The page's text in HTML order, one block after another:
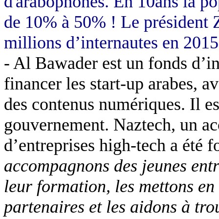
de 10% à 50% ! Le président
millions d’internautes en 2015
- Al Bawader est un fonds
financer les start-up arabes,
des contenus numériques. Il
gouvernement. Naztech, un
d’entreprises high-tech a été
accompagnons des jeunes
leur formation, les mettons
partenaires et les aidons à